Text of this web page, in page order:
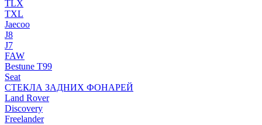
TLX
TXL
Jaecoo
J8
J7
FAW
Bestune T99
Seat
СТЕКЛА ЗАДНИХ ФОНАРЕЙ
Land Rover
Discovery
Freelander